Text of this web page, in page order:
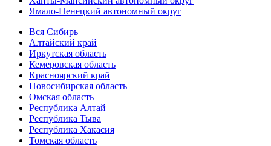
Ямало-Ненецкий автономный округ
Вся Сибирь
Алтайский край
Иркутская область
Кемеровская область
Красноярский край
Новосибирская область
Омская область
Республика Алтай
Республика Тыва
Республика Хакасия
Томская область